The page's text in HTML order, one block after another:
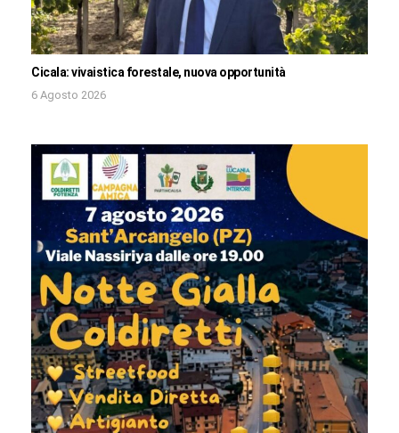
Cicala: vivaistica forestale, nuova opportunità
6 Agosto 2026